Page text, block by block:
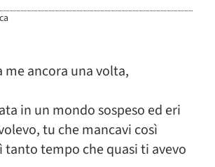
me ancora una volta,
in un mondo sospeso ed eri
tu che mancavi così
tanto tempo che quasi ti avevo